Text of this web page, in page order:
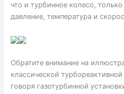
что и турбинное колесо,
давление, температура и
Обратите внимание на
классической
говоря газотурбинной